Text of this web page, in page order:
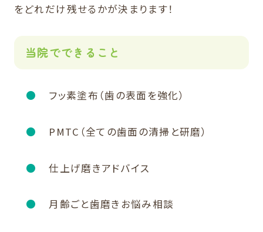
をどれだけ残せるかが決まります！
当院でできること
フッ素塗布（歯の表面を強化）
PMTC（全ての歯面の清掃と研磨）
仕上げ磨きアドバイス
月齢ごと歯磨きお悩み相談